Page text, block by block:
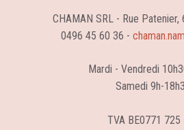
CHAMAN SRL - Rue
0496 45 60 36 -
Mardi - Vendredi
Samedi 9h-
TVA BE0771 725